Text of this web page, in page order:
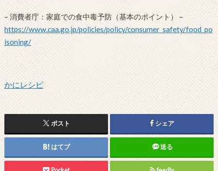
– 消費者庁：家庭での食中毒予防（基本のポイント） –
https://www.caa.go.jp/policies/policy/consumer_safety/food_po
isoning/
かにレシピ
ポスト シェア
はてブ 送る